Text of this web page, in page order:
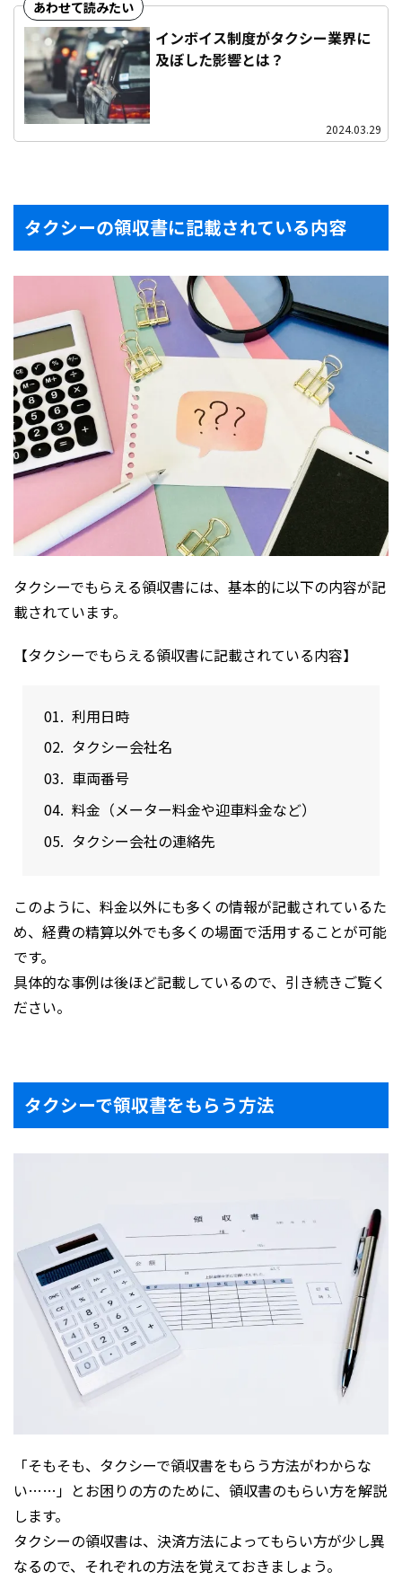
インボイス制度がタクシー業界に
及ぼした影響とは？
2024.03.29
タクシーの領収書に記載されている内容
タクシーでもらえる領収書には、基本的に以下の内容が記
載されています。
【タクシーでもらえる領収書に記載されている内容】
利用日時
タクシー会社名
車両番号
料金（メーター料金や迎車料金など）
タクシー会社の連絡先
このように、料金以外にも多くの情報が記載されているた
め、経費の精算以外でも多くの場面で活用することが可能
です。
具体的な事例は後ほど記載しているので、引き続きご覧く
ださい。
タクシーで領収書をもらう方法
「そもそも、タクシーで領収書をもらう方法がわからな
い……」とお困りの方のために、領収書のもらい方を解説
します。
タクシーの領収書は、決済方法によってもらい方が少し異
なるので、それぞれの方法を覚えておきましょう。